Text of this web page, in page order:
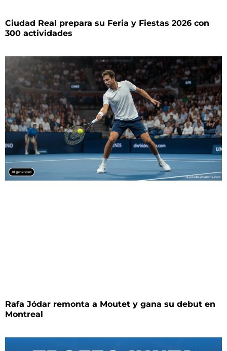
Ciudad Real prepara su Feria y Fiestas 2026 con
300 actividades
Rafa Jódar remonta a Moutet y gana su debut en
Montreal